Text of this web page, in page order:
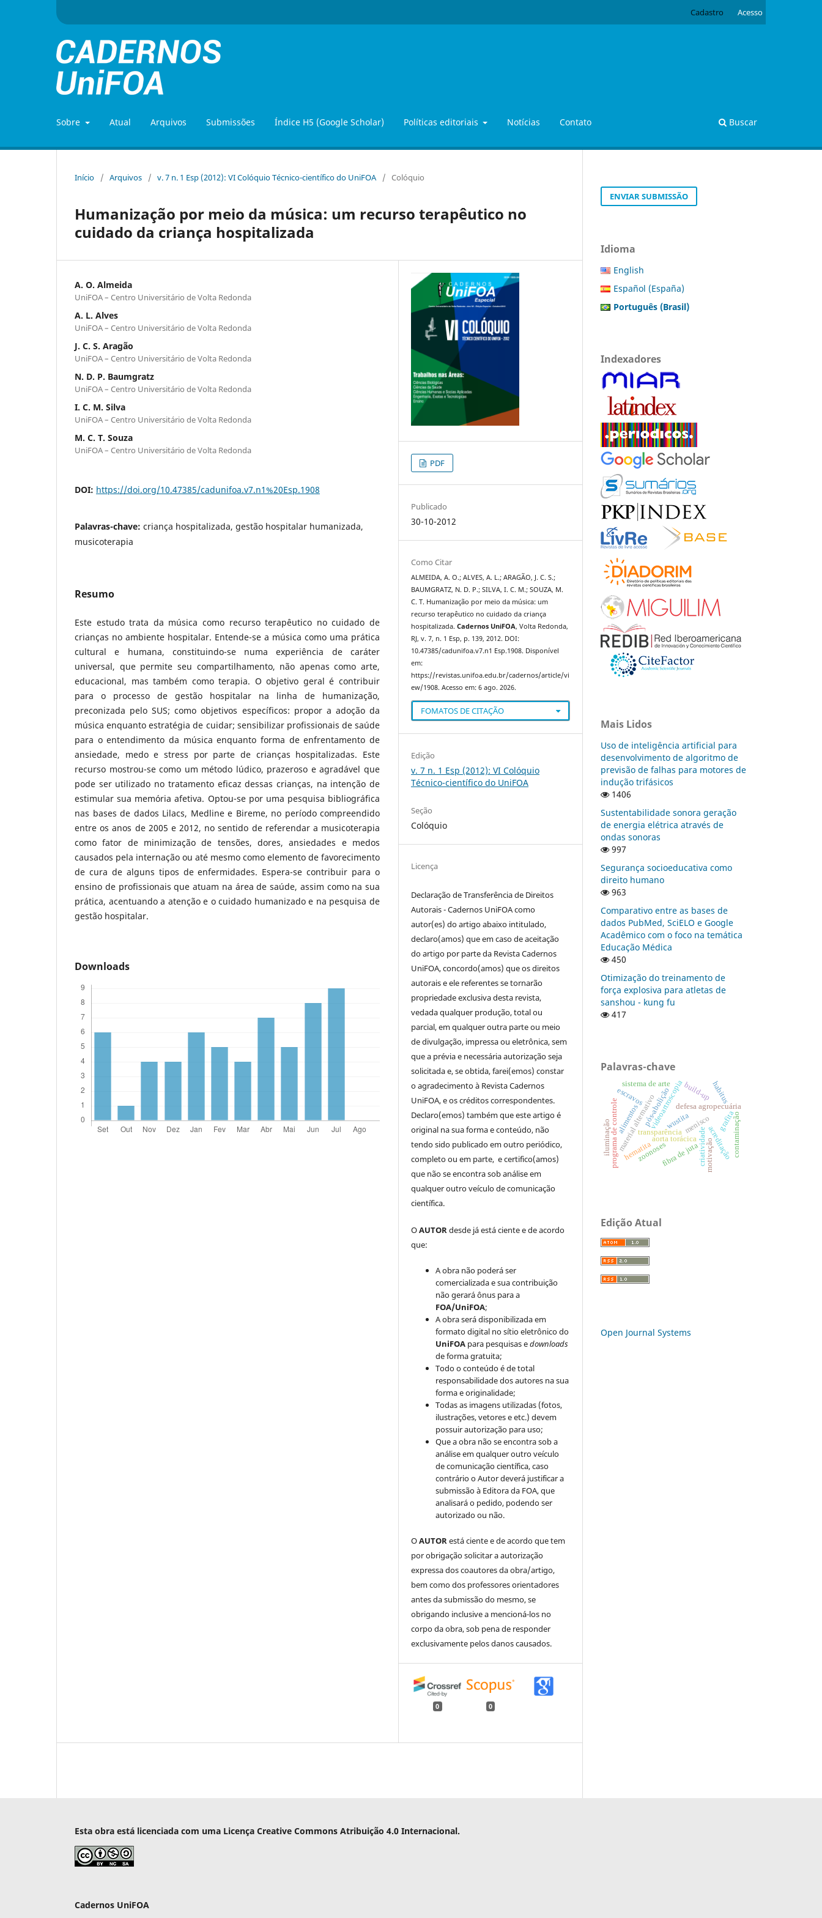
Sobre Atual Arquivos Submissões Índice H5 (Google Scholar) Políticas editoriais Notícias Contato Buscar
Cadastro Acesso
Início / Arquivos / v. 7 n. 1 Esp (2012): VI Colóquio Técnico-científico do UniFOA / Colóquio
Humanização por meio da música: um recurso terapêutico no
cuidado da criança hospitalizada
A. O. Almeida
UniFOA – Centro Universitário de Volta Redonda
A. L. Alves
UniFOA – Centro Universitário de Volta Redonda
J. C. S. Aragão
UniFOA – Centro Universitário de Volta Redonda
N. D. P. Baumgratz
UniFOA – Centro Universitário de Volta Redonda
I. C. M. Silva
UniFOA – Centro Universitário de Volta Redonda
M. C. T. Souza
UniFOA – Centro Universitário de Volta Redonda
DOI: https://doi.org/10.47385/cadunifoa.v7.n1%20Esp.1908
Palavras-chave: criança hospitalizada, gestão hospitalar humanizada,
musicoterapia
Resumo
Este estudo trata da música como recurso terapêutico no cuidado de
crianças no ambiente hospitalar. Entende-se a música como uma prática
cultural e humana, constituindo-se numa experiência de caráter
universal, que permite seu compartilhamento, não apenas como arte,
educacional, mas também como terapia. O objetivo geral é contribuir
para o processo de gestão hospitalar na linha de humanização,
preconizada pelo SUS; como objetivos específicos: propor a adoção da
música enquanto estratégia de cuidar; sensibilizar profissionais de saúde
para o entendimento da música enquanto forma de enfrentamento de
ansiedade, medo e stress por parte de crianças hospitalizadas. Este
recurso mostrou-se como um método lúdico, prazeroso e agradável que
pode ser utilizado no tratamento eficaz dessas crianças, na intenção de
estimular sua memória afetiva. Optou-se por uma pesquisa bibliográfica
nas bases de dados Lilacs, Medline e Bireme, no período compreendido
entre os anos de 2005 e 2012, no sentido de referendar a musicoterapia
como fator de minimização de tensões, dores, ansiedades e medos
causados pela internação ou até mesmo como elemento de favorecimento
de cura de alguns tipos de enfermidades. Espera-se contribuir para o
ensino de profissionais que atuam na área de saúde, assim como na sua
prática, acentuando a atenção e o cuidado humanizado e na pesquisa de
gestão hospitalar.
Downloads
PDF
Publicado
30-10-2012
Como Citar
ALMEIDA, A. O.; ALVES, A. L.; ARAGÃO, J. C. S.;
BAUMGRATZ, N. D. P.; SILVA, I. C. M.; SOUZA, M.
C. T. Humanização por meio da música: um
recurso terapêutico no cuidado da criança
hospitalizada.Cadernos UniFOA, Volta Redonda,
RJ, v. 7, n. 1 Esp, p. 139, 2012. DOI:
10.47385/cadunifoa.v7.n1 Esp.1908. Disponível
em:
https://revistas.unifoa.edu.br/cadernos/article/vi
ew/1908. Acesso em: 6 ago. 2026.
FOMATOS DE CITAÇÃO
Edição
v. 7 n. 1 Esp (2012): VI Colóquio
Técnico-científico do UniFOA
Seção
Colóquio
Licença
Declaração de Transferência de Direitos
Autorais - Cadernos UniFOA como
autor(es) do artigo abaixo intitulado,
declaro(amos) que em caso de aceitação
do artigo por parte da Revista Cadernos
UniFOA, concordo(amos) que os direitos
autorais e ele referentes se tornarão
propriedade exclusiva desta revista,
vedada qualquer produção, total ou
parcial, em qualquer outra parte ou meio
de divulgação, impressa ou eletrônica, sem
que a prévia e necessária autorização seja
solicitada e, se obtida, farei(emos) constar
o agradecimento à Revista Cadernos
UniFOA, e os créditos correspondentes.
Declaro(emos) também que este artigo é
original na sua forma e conteúdo, não
tendo sido publicado em outro periódico,
completo ou em parte, e certifico(amos)
que não se encontra sob análise em
qualquer outro veículo de comunicação
científica.
OAUTORdesde já está ciente e de acordo
que:
A obra não poderá ser
comercializada e sua contribuição
não gerará ônus para a
FOA/UniFOA;
A obra será disponibilizada em
formato digital no sítio eletrônico do
UniFOA para pesquisas edownloads
de forma gratuita;
Todo o conteúdo é de total
responsabilidade dos autores na sua
forma e originalidade;
Todas as imagens utilizadas (fotos,
ilustrações, vetores e etc.) devem
possuir autorização para uso;
Que a obra não se encontra sob a
análise em qualquer outro veículo
de comunicação científica, caso
contrário o Autor deverá justificar a
submissão à Editora da FOA, que
analisará o pedido, podendo ser
autorizado ou não.
OAUTORestá ciente e de acordo que tem
por obrigação solicitar a autorização
expressa dos coautores da obra/artigo,
bem como dos professores orientadores
antes da submissão do mesmo, se
obrigando inclusive a mencioná-los no
corpo da obra, sob pena de responder
exclusivamente pelos danos causados.
0 0
ENVIAR SUBMISSÃO
Idioma
English
Español (España)
Português (Brasil)
Indexadores
Mais Lidos
Uso de inteligência artificial para
desenvolvimento de algoritmo de
previsão de falhas para motores de
indução trifásicos
1406
Sustentabilidade sonora geração
de energia elétrica através de
ondas sonoras
997
Segurança socioeducativa como
direito humano
963
Comparativo entre as bases de
dados PubMed, SciELO e Google
Acadêmico com o foco na temática
Educação Médica
450
Otimização do treinamento de
força explosiva para atletas de
sanshou - kung fu
417
Palavras-chave
transparência
aorta torácica criatividade
material alternativo
motivação
zoonoses
defesa agropecuária
programa de controle wustita
videoartroscopiameniscoacreditação
escravospós-abolição
fibra de juta
hematita
alimentos contaminação
build-up
grafita
iluminação
habitus
sistema de arte
Edição Atual
Open Journal Systems
Esta obra está licenciada com uma Licença Creative Commons Atribuição 4.0 Internacional.
Cadernos UniFOA